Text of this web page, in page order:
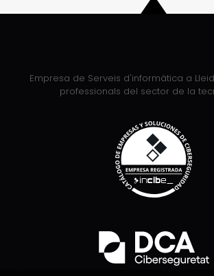
Empresa de Serveis d'informàtica a
professionals del sector de la